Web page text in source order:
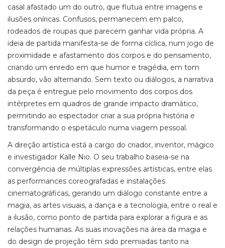
casal afastado um do outro, que flutua entre imagens e
ilusões oníricas. Confusos, permanecem em palco,
rodeados de roupas que parecem ganhar vida própria. A
ideia de partida manifesta-se de forma cíclica, num jogo de
proximidade e afastamento dos corpos e do pensamento,
criando um enredo em que humor e tragédia, em tom
absurdo, vão alternando. Sem texto ou diálogos, a narrativa
da peça é entregue pelo movimento dos corpos dos
intérpretes em quadros de grande impacto dramático,
permitindo ao espectador criar a sua própria história e
transformando o espetáculo numa viagem pessoal.
A direção artística está a cargo do criador, inventor, mágico
e investigador Kalle Nio. O seu trabalho baseia-se na
convergência de múltiplas expressões artísticas, entre elas
as performances coreografadas e instalações
cinematográficas, gerando um diálogo constante entre a
magia, as artes visuais, a dança e a tecnologia, entre o real e
a ilusão, como ponto de partida para explorar a figura e as
relações humanas. As suas inovações na área da magia e
do design de projeção têm sido premiadas tanto na